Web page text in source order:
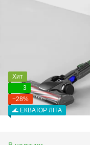
Хит
3
−28%
🌊 ЕКВАТОР ЛІТА